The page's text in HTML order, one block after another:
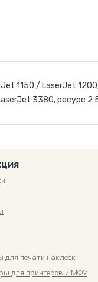
1150 / LaserJet
3380, ресурс 2
для печати наклеек
для принтеров и МФУ